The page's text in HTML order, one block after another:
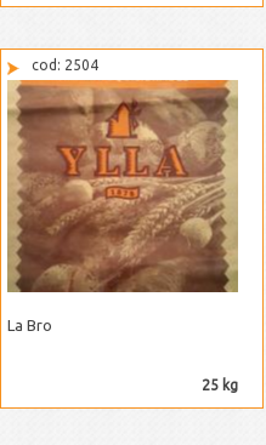
cod: 2504
La Bro
25 kg